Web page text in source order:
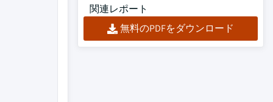
関連レポート
無料のPDFをダウンロード